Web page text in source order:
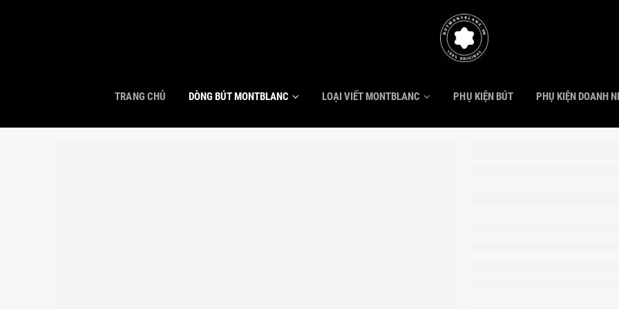
TRANG CHỦ DÒNG BÚT MONTBLANC LOẠI VIẾT MONTBLANC PHỤ KIỆN BÚT PHỤ KIỆN DOANH